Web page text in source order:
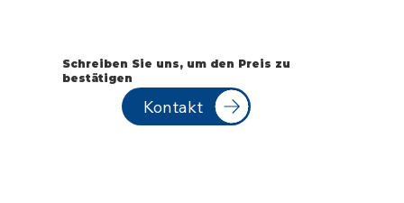
Schreiben Sie uns, um den Preis zu
bestätigen
Kontakt